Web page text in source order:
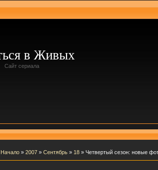
в Живых
Сайт сериала
Начало» 2007 » Сентябрь » 18» Четвертый сезон: новые